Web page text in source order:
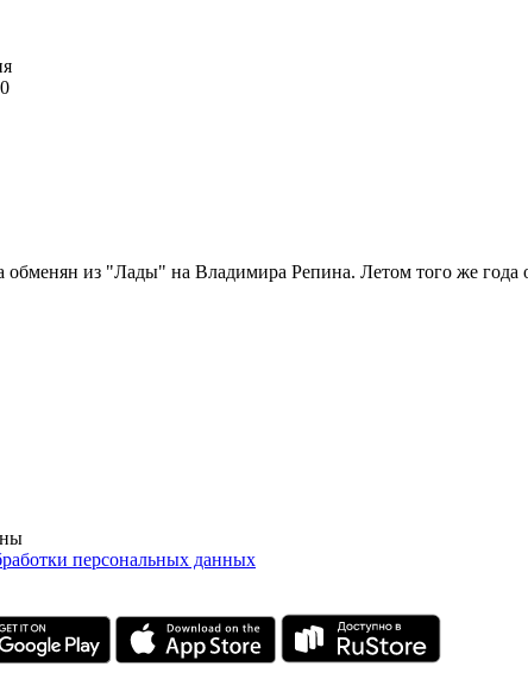
обменян из "Лады" на Владимира Репина. Летом того же
персональных данных